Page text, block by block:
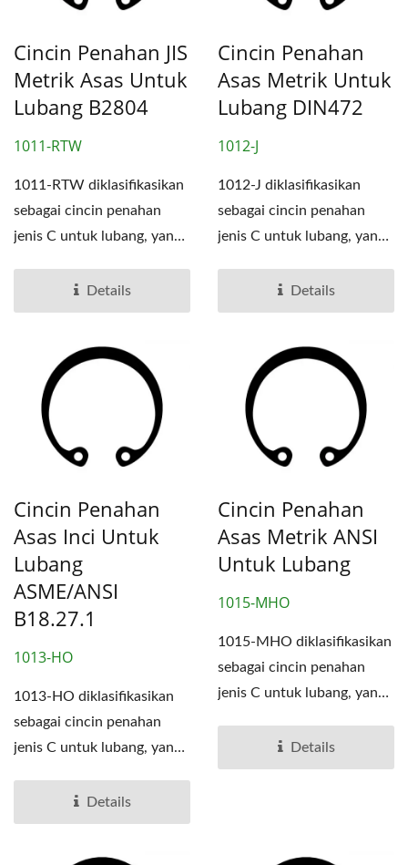
Cincin Penahan JIS
Metrik Asas Untuk
Lubang B2804
1011-RTW
1011-RTW diklasifikasikan
sebagai cincin penahan
jenis C untuk lubang, yang
Details
Cincin Penahan
Asas Metrik Untuk
Lubang DIN472
1012-J
1012-J diklasifikasikan
sebagai cincin penahan
jenis C untuk lubang, yang
Details
Cincin Penahan
Asas Inci Untuk
Lubang
ASME/ANSI
B18.27.1
1013-HO
1013-HO diklasifikasikan
sebagai cincin penahan
jenis C untuk lubang, yang
Details
Cincin Penahan
Asas Metrik ANSI
Untuk Lubang
1015-MHO
1015-MHO diklasifikasikan
sebagai cincin penahan
jenis C untuk lubang, yang
Details